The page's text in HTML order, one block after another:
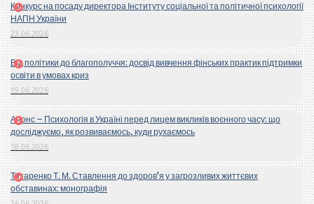
Конкурс на посаду директора Інституту соціальної та політичної психології
НАПН України
23.06.2026
Від політики до благополуччя: досвід вивчення фінських практик підтримки
освіти в умовах криз
19.06.2026
Анонс – Психологія в Україні перед лицем викликів воєнного часу: що
досліджуємо, як розвиваємось, куди рухаємось
18.06.2026
Титаренко Т. М. Ставлення до здоров’я у загрозливих життєвих
обставинах: монографія